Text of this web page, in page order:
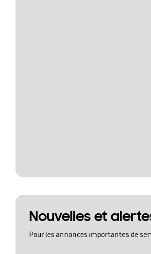
Nouvelles et
Pour les annonces importantes de